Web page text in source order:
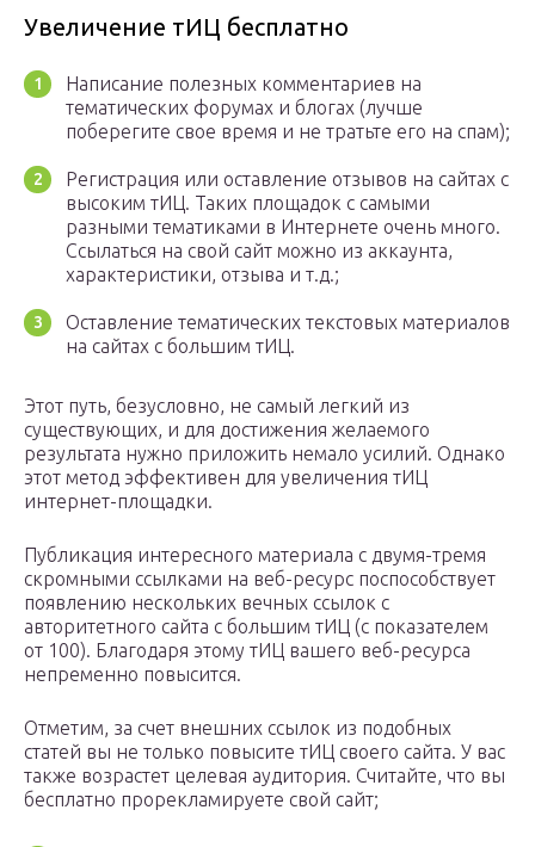
Увеличение тИЦ бесплатно
Написание полезных комментариев на
тематических форумах и блогах (лучше
поберегите свое время и не тратьте его на спам);
Регистрация или оставление отзывов на сайтах с
высоким тИЦ. Таких площадок с самыми
разными тематиками в Интернете очень много.
Ссылаться на свой сайт можно из аккаунта,
характеристики, отзыва и т.д.;
Оставление тематических текстовых материалов
на сайтах с большим тИЦ.
Этот путь, безусловно, не самый легкий из
существующих, и для достижения желаемого
результата нужно приложить немало усилий. Однако
этот метод эффективен для увеличения тИЦ
интернет-площадки.
Публикация интересного материала с двумя-тремя
скромными ссылками на веб-ресурс поспособствует
появлению нескольких вечных ссылок с
авторитетного сайта с большим тИЦ (с показателем
от 100). Благодаря этому тИЦ вашего веб-ресурса
непременно повысится.
Отметим, за счет внешних ссылок из подобных
статей вы не только повысите тИЦ своего сайта. У вас
также возрастет целевая аудитория. Считайте, что вы
бесплатно прорекламируете свой сайт;